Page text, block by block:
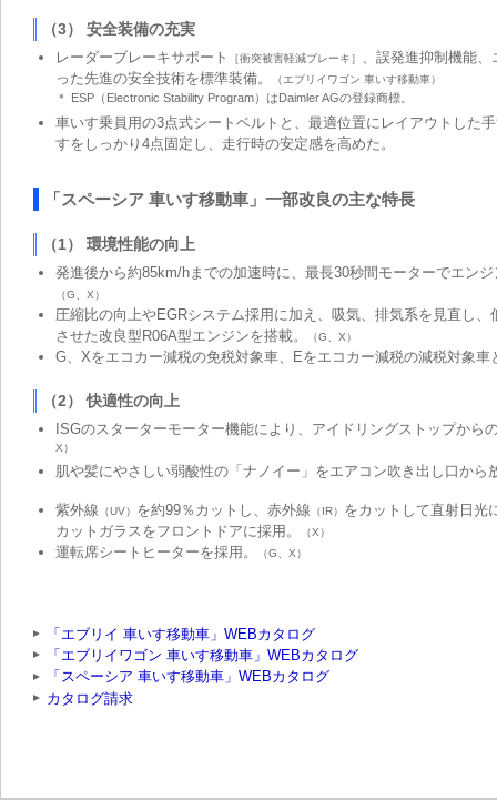
（3） 安全装備の充実
レーダーブレーキサポート ［衝突被害軽減ブレーキ］ 、誤発進抑制機能
った先進の安全技術を標準装備。
（エブリイワゴン 車いす移動車）
＊ ESP（Electronic Stability Program）はDaimler AGの登録商標。
車いす乗員用の3点式シートベルトと、最適位置にレイアウトした
すをしっかり4点固定し、走行時の安定感を高めた。
「スペーシア 車いす移動車」一部改良の主な特長
（1） 環境性能の向上
発進後から約85km/hまでの加速時に、最長30秒間モーターでエン
（G、X）
圧縮比の向上やEGRシステム採用に加え、吸気、排気系を見直し
させた改良型R06A型エンジンを搭載。
（G、X）
G、Xをエコカー減税の免税対象車、Eをエコカー減税の減税対象車
（2） 快適性の向上
ISGのスターターモーター機能により、アイドリングストップから
X）
肌や髪にやさしい弱酸性の「ナノイー」をエアコン吹き出し口か
紫外線 （UV） を約99％カットし、赤外線 （IR） をカットして直射日光
カットガラスをフロントドアに採用。
（X）
運転席シートヒーターを採用。 （G、X）
「エブリイ 車いす移動車」WEBカタログ
「エブリイワゴン 車いす移動車」WEBカタログ
「スペーシア 車いす移動車」WEBカタログ
カタログ請求